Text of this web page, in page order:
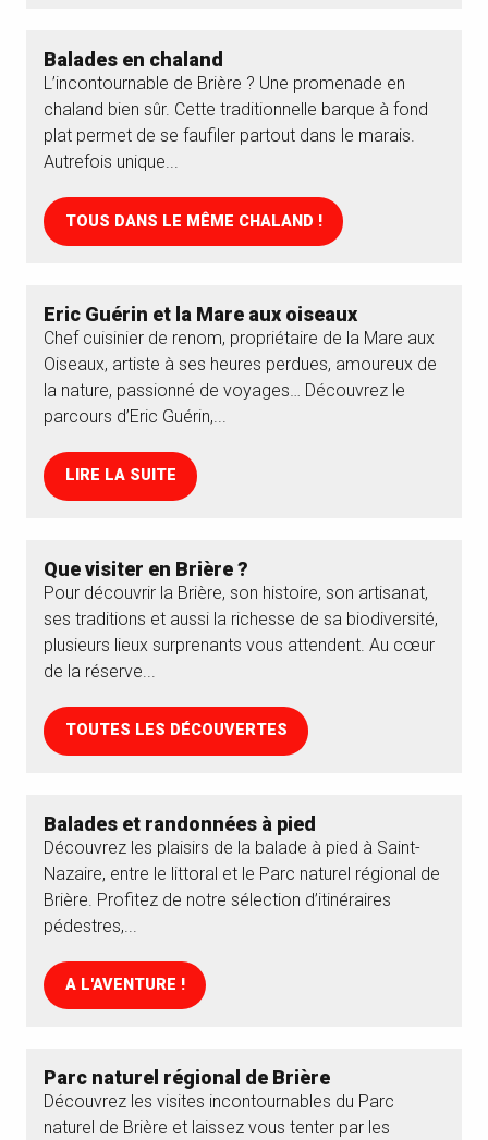
Balades en chaland
L’incontournable de Brière ? Une promenade en
chaland bien sûr. Cette traditionnelle barque à fond
plat permet de se faufiler partout dans le marais.
Autrefois unique...
TOUS DANS LE MÊME CHALAND !
Eric Guérin et la Mare aux oiseaux
Chef cuisinier de renom, propriétaire de la Mare aux
Oiseaux, artiste à ses heures perdues, amoureux de
la nature, passionné de voyages… Découvrez le
parcours d’Eric Guérin,...
LIRE LA SUITE
Que visiter en Brière ?
Pour découvrir la Brière, son histoire, son artisanat,
ses traditions et aussi la richesse de sa biodiversité,
plusieurs lieux surprenants vous attendent. Au cœur
de la réserve...
TOUTES LES DÉCOUVERTES
Balades et randonnées à pied
Découvrez les plaisirs de la balade à pied à Saint-
Nazaire, entre le littoral et le Parc naturel régional de
Brière. Profitez de notre sélection d’itinéraires
pédestres,...
A L'AVENTURE !
Parc naturel régional de Brière
Découvrez les visites incontournables du Parc
naturel de Brière et laissez vous tenter par les